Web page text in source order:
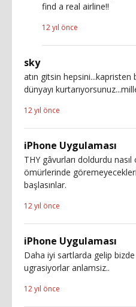
find a real airline!!
12 yıl önce
sky
atın gitsin
dünyayı
12 yıl önce
iPhone Uygulaması
THY gâvurları doldurdu
ömürlerinde
başlasınlar.
12 yıl önce
iPhone Uygulaması
Daha iyi sartlarda gelip
ugrasiyorlar anlamsiz..
12 yıl önce